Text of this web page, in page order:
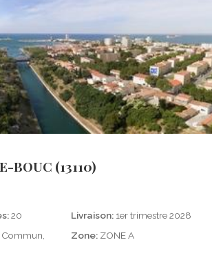
BOUC (13110)
20 Livraison: 1er trimestre 2028
Zone: ZONE A